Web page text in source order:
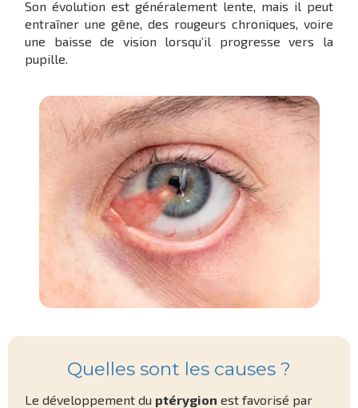
Son évolution est généralement lente, mais il peut
entraîner une gêne, des rougeurs chroniques, voire
une baisse de vision lorsqu’il progresse vers la
pupille.
Quelles sont les causes ?
Le développement du ptérygion est favorisé par